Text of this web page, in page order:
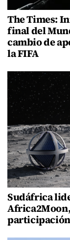
The Times:
final del
cambio de
la FIFA
Sudáfrica